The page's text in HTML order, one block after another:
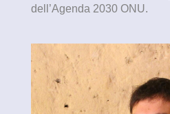
dell’Agenda 2030 ONU.